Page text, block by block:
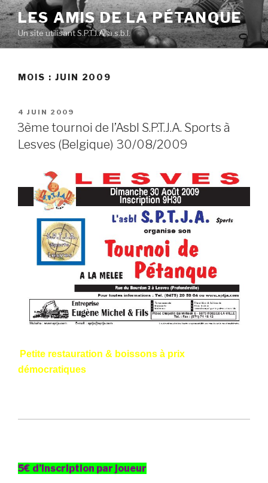
Skip
to
content
LES AMIS DE LA PÉTANQUE
Un site utilisant S.P.T.J.A. a.s.b.l.
MOIS : JUIN 2009
POSTED
ON
4 JUIN 2009
3ème tournoi de l’Asbl S.P.T.J.A. Sports à
Lesves (Belgique) 30/08/2009
Petite restauration & boissons à prix
démocratiques
5€ d’inscription par joueur